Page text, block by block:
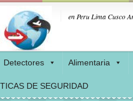
en Peru Lima Cusco
Detectores Alimentaria
DE SEGURIDAD